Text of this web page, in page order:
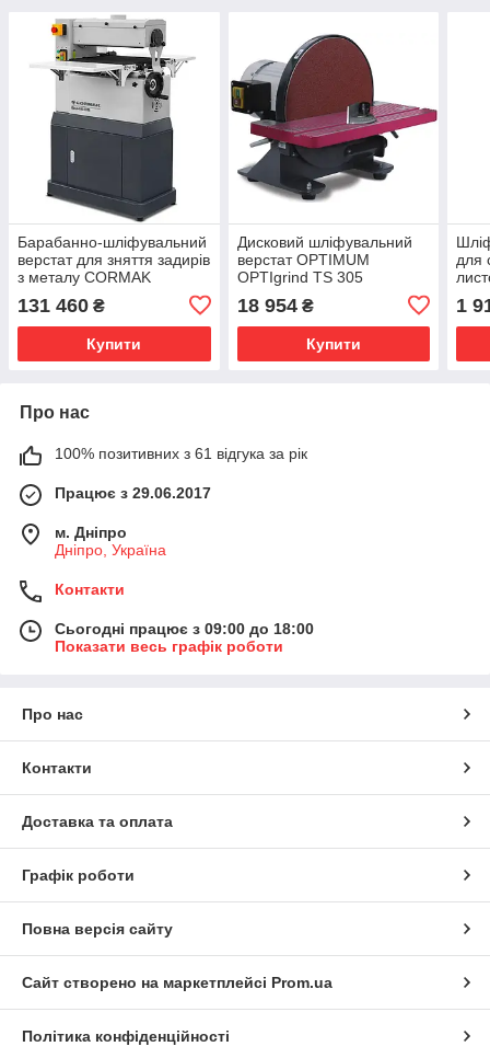
Барабанно-шліфувальний
верстат для зняття задирів
з металу CORMAK
131 460 ₴
Купити
Дисковий шліфувальний
верстат OPTIMUM
OPTIgrind TS 305
18 954₴
Купити
для
1
Про нас
100% позитивних з 61 відгука за рік
Працює з 29.06.2017
м. Дніпро
Дніпро, Україна
Контакти
Сьогодні працює з 09:00 до 18:00
Показати весь графік роботи
Про нас
Контакти
Доставка та оплата
Графік роботи
Повна версія сайту
Сайт створено на маркетплейсі Prom.ua
Політика конфіденційності